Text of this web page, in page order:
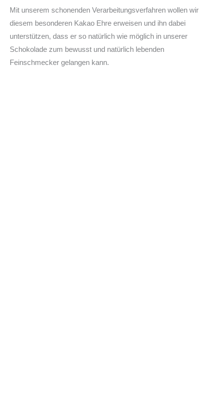
Mit unserem schonenden Verarbeitungsverfahren wollen wir
diesem besonderen Kakao Ehre erweisen und ihn dabei
unterstützen, dass er so natürlich wie möglich in unserer
Schokolade zum bewusst und natürlich lebenden
Feinschmecker gelangen kann.